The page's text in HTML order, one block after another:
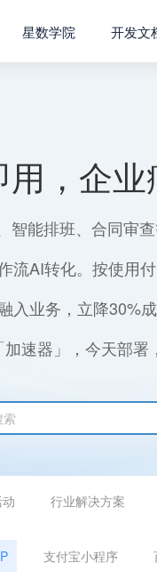
星数学院 开发文
，企
能排班、合同审
流AI转化。按使用
入业务，立降30%成
速器」，今天部署
行业解决方案
支付宝小程序